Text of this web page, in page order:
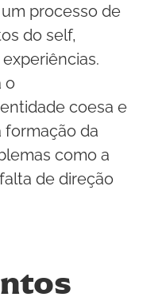
processo de
do self,
o
coesa e
formação da
como a
de direção